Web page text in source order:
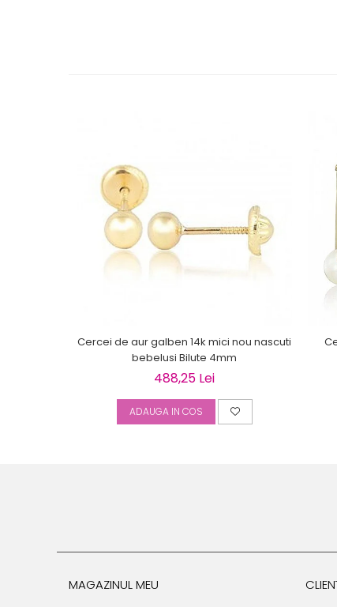
Cercei de aur galben 14k mici nou nascuti
bebelusi Bilute 4mm
488,25 Lei
ADAUGA IN COS
MAGAZINUL MEU